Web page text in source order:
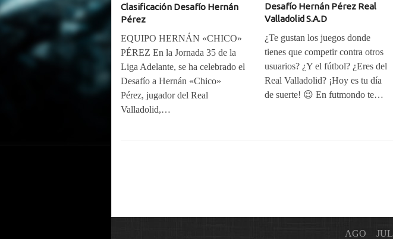
Clasificación Desafío Hernán
Pérez
EQUIPO HERNÁN «CHICO»
PÉREZ En la Jornada 35 de la
Liga Adelante, se ha celebrado el
Desafío a Hernán «Chico»
Pérez, jugador del Real
Valladolid,…
Desafío Hernán Pérez Real
Valladolid S.A.D
¿Te gustan los juegos donde
tienes que competir contra otros
usuarios? ¿Y el fútbol? ¿Eres del
Real Valladolid? ¡Hoy es tu día
de suerte! 😉 En futmondo te…
AGO
JUL